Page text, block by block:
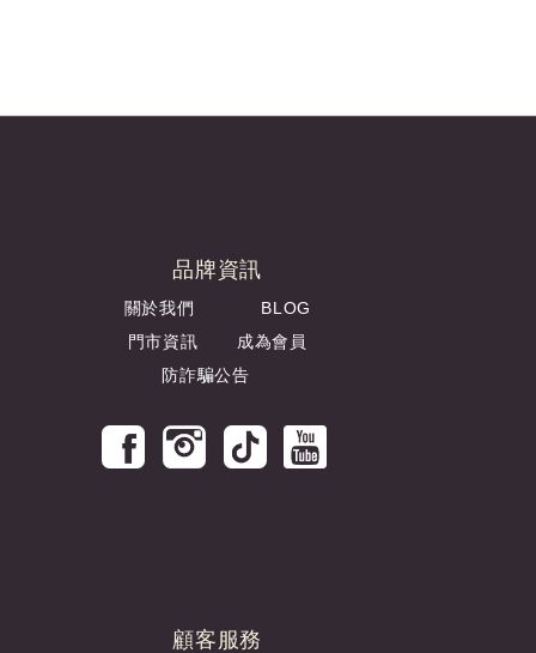
品牌資訊
關於我們
BLOG
門市資訊
成為會員
防詐騙公告
顧客服務